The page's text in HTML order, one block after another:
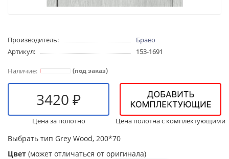
Производитель:
Браво
Артикул:
153-1691
(под заказ)
3420 ₽
Цена за полотно Цена полотна с комплектующими
Выбрать тип Grey Wood, 200*70
Цвет (может отличаться от оригинала)